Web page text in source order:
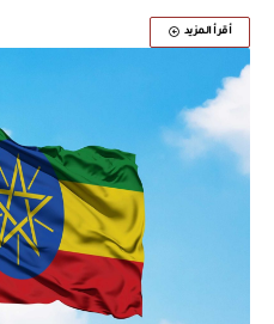
أقرأ المزيد